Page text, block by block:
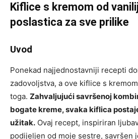
Kiflice s kremom od
poslastica za sve prilike
Uvod
Ponekad najjednostavniji recepti
zadovoljstva, a ove kiflice s
toga. Zahvaljujući savršenoj
bogate kreme, svaka kiflica
užitak. Ovaj recept, inspiriran
podijeljen od moje sestre, savršen